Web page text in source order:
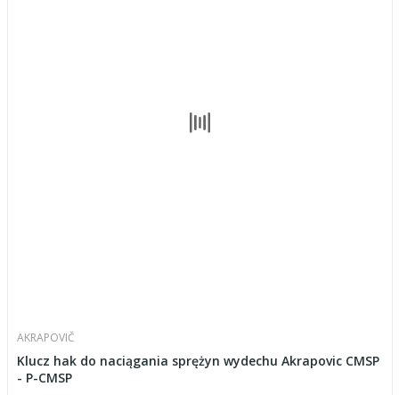
AKRAPOVIČ
Klucz hak do naciągania sprężyn wydechu Akrapovic CMSP
- P-CMSP